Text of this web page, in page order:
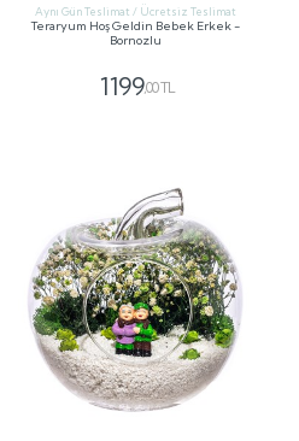
Aynı Gün Teslimat / Ücretsiz Teslimat
Teraryum Hoş Geldin Bebek Erkek -
Bornozlu
1199,00 TL